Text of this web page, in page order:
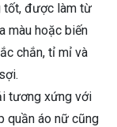
tốt, được làm từ
màu hoặc biến
chắn, tỉ mỉ và
tương xứng với
quần áo nữ cũng